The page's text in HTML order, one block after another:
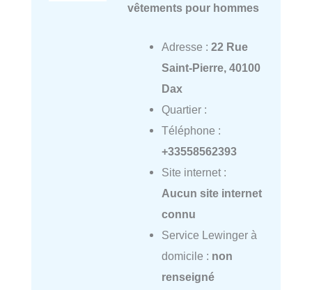
vêtements pour hommes
Adresse : 22 Rue
Saint-Pierre, 40100
Dax
Quartier :
Téléphone :
+33558562393
Site internet :
Aucun site internet
connu
Service Lewinger à
domicile : non
renseigné